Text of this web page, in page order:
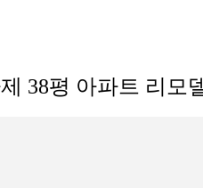
38평 아파트 리모